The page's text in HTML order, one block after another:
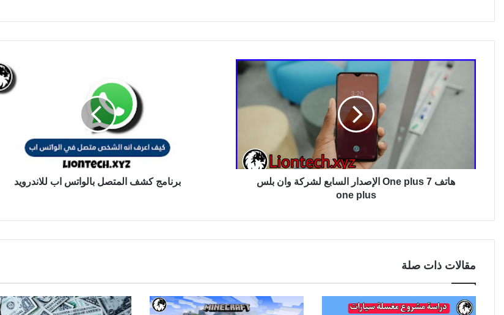
هاتف One plus 7 الإصدار السابع لشركة وان بلس
one plus
برنامج كشف المتصل بالواتس اب للاندرويد
مقالات ذات صلة